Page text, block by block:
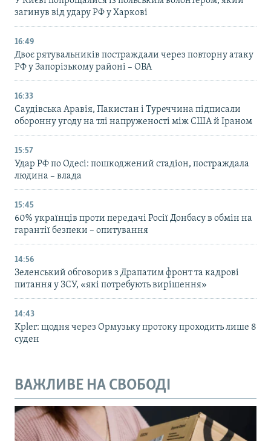
загинув від удару РФ у Харкові
16:49
Двоє рятувальників постраждали через повторну атаку
РФ у Запорізькому районі – ОВА
16:33
Саудівська Аравія, Пакистан і Туреччина підписали
оборонну угоду на тлі напруженості між США й Іраном
15:57
Удар РФ по Одесі: пошкоджений стадіон, постраждала
людина – влада
15:45
60% українців проти передачі Росії Донбасу в обмін на
гарантії безпеки – опитування
14:56
Зеленський обговорив з Драпатим фронт та кадрові
питання у ЗСУ, «які потребують вирішення»
14:43
Kpler: щодня через Ормузьку протоку проходить лише 8
суден
ВАЖЛИВЕ НА СВОБОДІ